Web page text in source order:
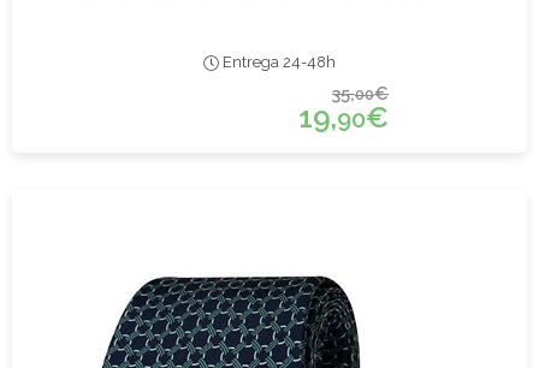
Entrega 24-48h
35,00€
19,90€